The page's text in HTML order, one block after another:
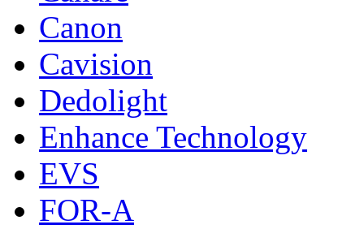
Canon
Cavision
Dedolight
Enhance Technology
EVS
FOR-A